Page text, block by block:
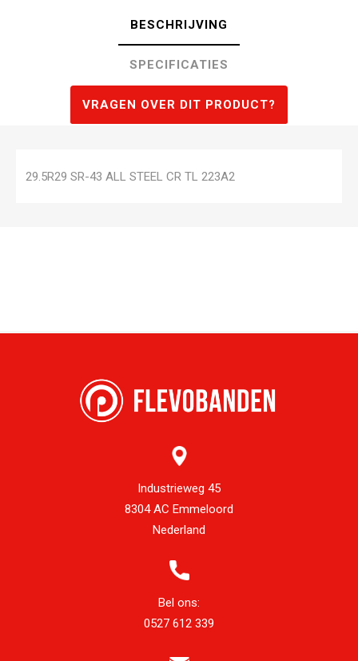
BESCHRIJVING
SPECIFICATIES
VRAGEN OVER DIT PRODUCT?
29.5R29 SR-43 ALL STEEL CR TL 223A2
Industrieweg 45
8304 AC Emmeloord
Nederland
Bel ons:
0527 612 339